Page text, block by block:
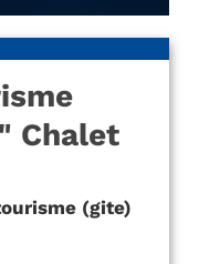
Chalet
(gite)